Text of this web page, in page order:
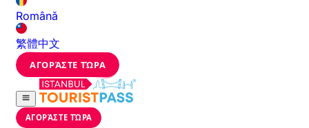
Română
繁體中文
ΑΓΟΡΆΣΤΕ ΤΏΡΑ
ΑΓΟΡΆΣΤΕ ΤΏΡΑ